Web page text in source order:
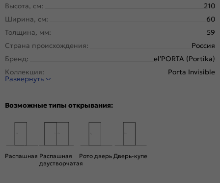
Высота, см:
210
Ширина, см:
60
Толщина, мм:
59
Страна происхождения:
Россия
Бренд:
el’PORTA (Portika)
Коллекция:
Porta Invisible
Стиль:
Конструкция двери:
Развернуть
Возможные типы открывания:
Распашная Распашная
двустворчатая
Рото дверь Дверь-купе